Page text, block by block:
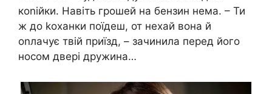
коniйки. Навіть грошей на бензин нема. – Ти
ж до kоханки поїдеш, от нехай вона й
оnлачує твій приїзд, – зачинила перед його
носом двері дружина…